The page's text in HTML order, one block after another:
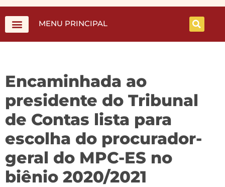
MENU PRINCIPAL
Encaminhada ao
presidente do Tribunal
de Contas lista para
escolha do procurador-
geral do MPC-ES no
biênio 2020/2021